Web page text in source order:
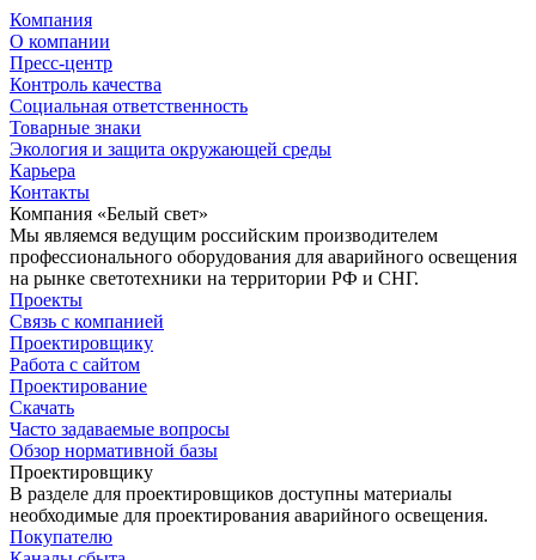
Компания
О компании
Пресс-центр
Контроль качества
Социальная ответственность
Товарные знаки
Экология и защита окружающей среды
Карьера
Контакты
Компания «Белый свет»
Мы являемся ведущим российским производителем
профессионального оборудования для аварийного освещения
на рынке светотехники на территории РФ и СНГ.
Проекты
Связь с компанией
Проектировщику
Работа с сайтом
Проектирование
Скачать
Часто задаваемые вопросы
Обзор нормативной базы
Проектировщику
В разделе для проектировщиков доступны материалы
необходимые для проектирования аварийного освещения.
Покупателю